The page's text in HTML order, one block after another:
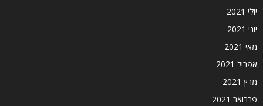
יולי 2021
יוני 2021
מאי 2021
אפריל 2021
מרץ 2021
פברואר 2021